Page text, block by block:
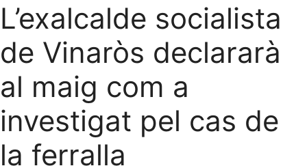
L’exalcalde socialista
de Vinaròs declararà
al maig com a
investigat pel cas de
la ferralla